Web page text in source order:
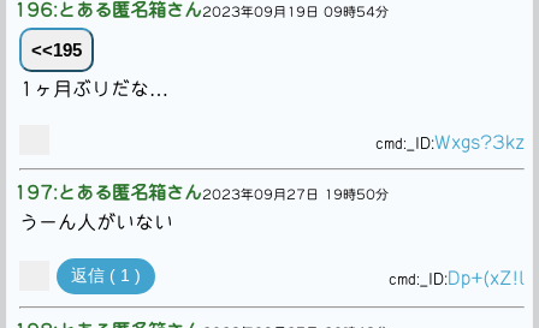
196:とある匿名箱さん2023年09月19日 09時54分
<<195
1ヶ月ぶりだな…
cmd: _ID:Wxgs?3kz
197:とある匿名箱さん2023年09月27日 19時50分
うーん人がいない
返信 ( 1 ) cmd: _ID:Dp+(xZ!l